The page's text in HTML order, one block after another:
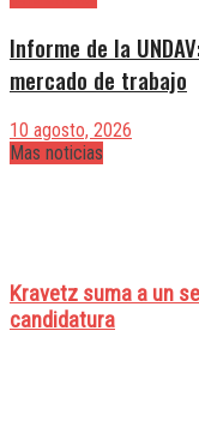
Informe de la
mercado de trabajo
10 agosto, 2026
Mas noticias
Kravetz suma a un
candidatura